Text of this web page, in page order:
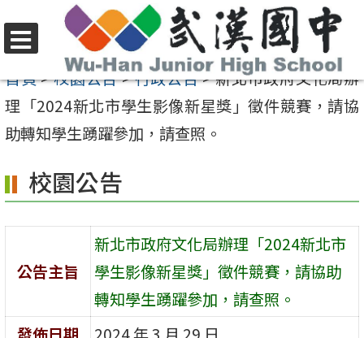
至
要
內
區
選
單
首頁>校園公告>行政公告>新北市政府文化局辦
理「2024新北市學生影像新星獎」徵件競賽，請協
助轉知學生踴躍參加，請查照。
校園公告
公告主旨
新北市政府文化局辦理「2024新北市
學生影像新星獎」徵件競賽，請協助
轉知學生踴躍參加，請查照。